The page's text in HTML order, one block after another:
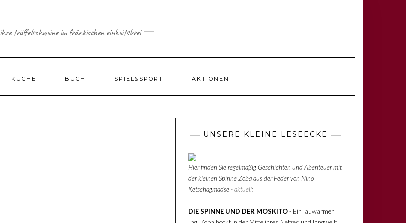
ihre trüffelschweine im fränkischen einheitsbrei
KÜCHE BUCH SPIEL&SPORT AKTIONEN
UNSERE KLEINE LESEECKE
Hier finden Sie regelmäßig Geschichten und Abenteuer mit
der kleinen Spinne Zoba aus der Feder von Nino
Ketschagmadse- aktuell:
DIE SPINNE UND DER MOSKITO- Ein lauwarmer